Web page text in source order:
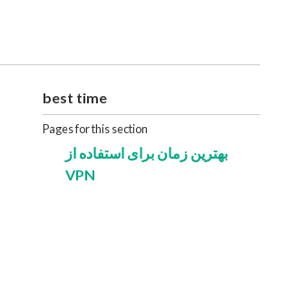
best time
Pages for this section
بهترین زمان برای استفاده از
VPN